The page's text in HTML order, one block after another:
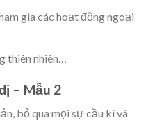
gia các hoạt động ngoại
thiên nhiên…
– Mẫu 2
bỏ qua mọi sự cầu kì và